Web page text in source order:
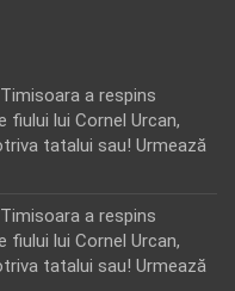
a respins
fiului lui Cornel Urcan,
tatalui sau! Urmează
a respins
fiului lui Cornel Urcan,
tatalui sau! Urmează